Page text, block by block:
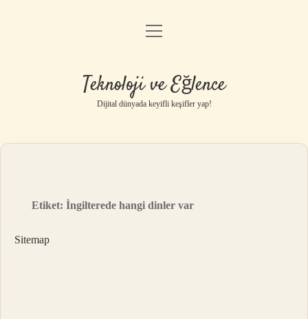
Anasayfa
Yasal Uyarı
menüyü
Teknoloji ve Eğlence
Dijital dünyada keyifli keşifler yap!
Etiket:İngilterede hangi dinler var
Sitemap